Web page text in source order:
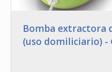
Bomba extractora
(uso domiliciario) -